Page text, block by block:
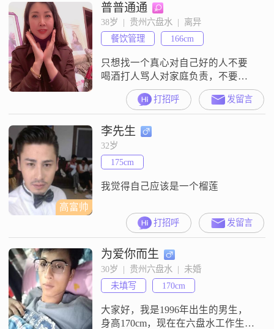
立自信，和大家相处起来随和易相
处，做人做事真诚可靠##3002##对
于生活，我追求的是简单幸福，觉
得平平淡淡才是真##3002##平时闲
普普通通
38岁  |  贵州六盘水  |  离异
餐饮管理
166cm
只想找一个真心对自己好的人不要
喝酒打人骂人对家庭负责，不要赌
博没有上这个平台玩过都不知道怎
么玩，哈哈我没有会员，谁的信息
也回不了
打招呼 发留言
高富帅
李先生
32岁
175cm
我觉得自己应该是一个榴莲
打招呼 发留言
为爱你而生
30岁  |  贵州六盘水  |  未婚
未填写
170cm
大家好，我是1996年出生的男生，
身高170cm，现在在六盘水工作生活